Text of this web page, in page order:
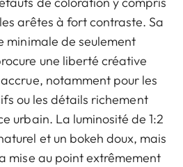
arêtes à fort contraste. Sa
minimale de seulement
une liberté créative
notamment pour les
ou les détails richement
urbain. La luminosité de 1:2
et un bokeh doux, mais
mise au point extrêmement